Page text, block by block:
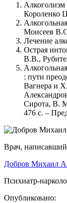
Короленко
Моисеев
Лечение
Острая
В.В.,
: пути
Вагнера и
Сирота, В.
476 с. –
Врач,
Добров Михаил
Психиатр-
Опубликовано: